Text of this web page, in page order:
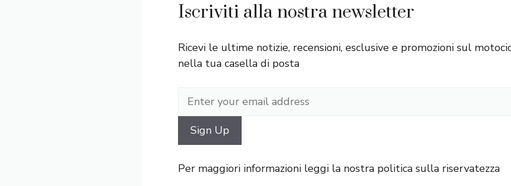
Iscriviti alla nostra newsletter
Ricevi le ultime notizie, recensioni, esclusive e promozioni sul
nella tua casella di posta
Per maggiori informazioni leggi la nostra politica sulla riservatezza